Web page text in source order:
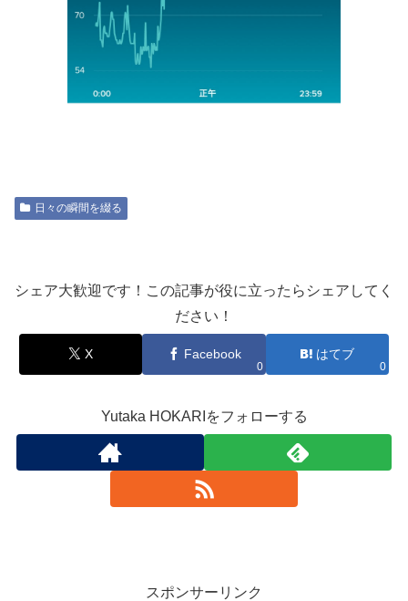
日々の瞬間を綴る
シェア大歓迎です！この記事が役に立ったらシェアしてく
ださい！
X Facebook
0
はてブ
0
Yutaka HOKARIをフォローする
スポンサーリンク